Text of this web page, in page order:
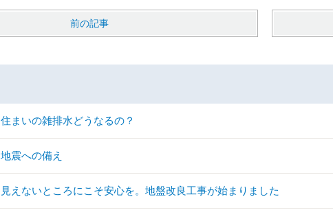
前の記事
住まいの雑排水どうなるの？
地震への備え
見えないところにこそ安心を。地盤改良工事が始まりました